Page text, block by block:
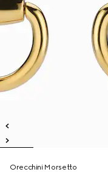
Orecchini Morsetto